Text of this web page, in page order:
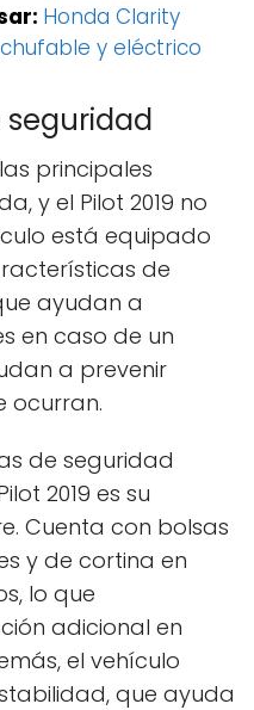
Honda Clarity
y eléctrico
principales
y el Pilot 2019 no
está equipado
de
ayudan a
en caso de un
a prevenir
ocurran.
de seguridad
2019 es su
Cuenta con bolsas
y de cortina en
lo que
adicional en
el vehículo
que ayuda